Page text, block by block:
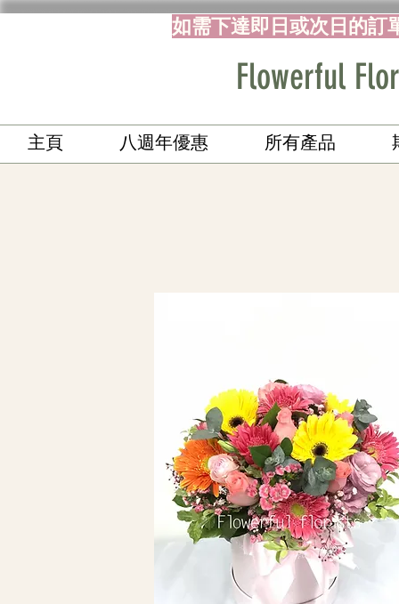
如需下達即日或次日的訂
Flowerful
主頁 八週年優惠 所有產品